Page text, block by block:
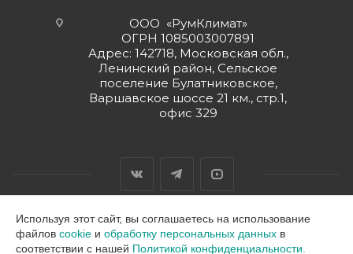
ООО «РумКлимат»
ОГРН 1085003007891
Адрес: 142718, Московская обл.,
Ленинский район, Сельское
поселение Булатниковское,
Варшавское шоссе 21 км., стр.1,
офис 329
2026 © ООО "РумКлимат"
Используя этот сайт, вы соглашаетесь на использование
файлов cookie и обработку персональных данных в
соответствии с нашей Политикой конфиденциальности.